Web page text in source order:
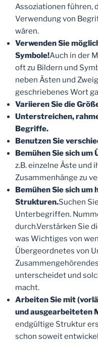
Assoziationen führen,
Verwendung von
wären.
Verwenden Sie
Symbole!Auch in der
oft zu Bildern und
neben Ästen und
geschriebenes Wort
Variieren Sie die
Unterstreichen,
Begriffe.
Benutzen Sie
Bemühen Sie sich
z.B. einzelne Äste und
Zusammenhänge zu
Bemühen Sie sich um
Strukturen.Suchen
Unterbegriffen.
durch.Verstärken Sie
was Wichtiges von
Übergeordnetes von
unterscheidet und
macht.
Arbeiten Sie mit
und ausgearbeiteten
endgültige Struktur
schon soweit